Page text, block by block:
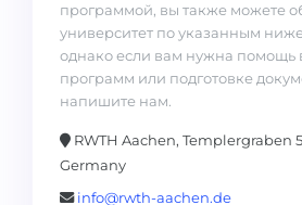
программой, вы также можете
университет по указанным
однако если вам нужна помощь
программ или подготовке
напишите нам.
RWTH Aachen, Templergraben
Germany
info@rwth-aachen.de